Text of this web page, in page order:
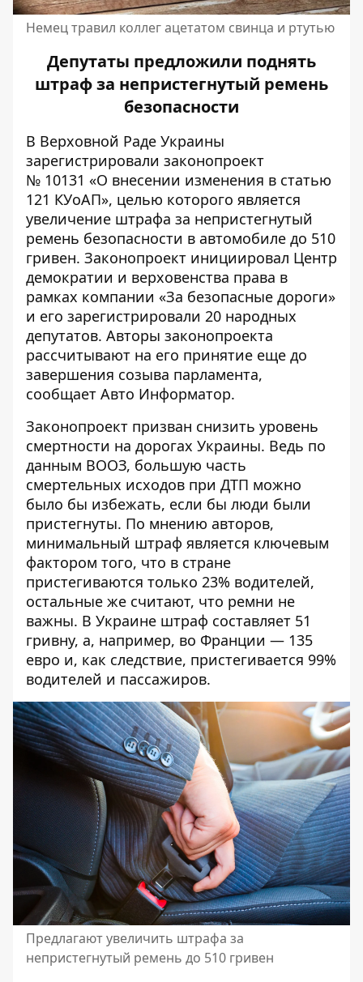
Немец травил коллег ацетатом свинца и ртутью
Депутаты предложили поднять
штраф за непристегнутый ремень
безопасности
В Верховной Раде Украины
зарегистрировали законопроект
№ 10131 «О внесении изменения в статью
121 КУоАП», целью которого является
увеличение штрафа за непристегнутый
ремень безопасности в автомобиле до 510
гривен. Законопроект инициировал Центр
демократии и верховенства права в
рамках компании «За безопасные дороги»
и его зарегистрировали 20 народных
депутатов. Авторы законопроекта
рассчитывают на его принятие еще до
завершения созыва парламента,
сообщает Авто Информатор.
Законопроект призван снизить уровень
смертности на дорогах Украины. Ведь по
данным ВООЗ, большую часть
смертельных исходов при ДТП можно
было бы избежать, если бы люди были
пристегнуты. По мнению авторов,
минимальный штраф является ключевым
фактором того, что в стране
пристегиваются только 23% водителей,
остальные же считают, что ремни не
важны. В Украине штраф составляет 51
гривну, а, например, во Франции — 135
евро и, как следствие, пристегивается 99%
водителей и пассажиров.
Предлагают увеличить штрафа за
непристегнутый ремень до 510 гривен